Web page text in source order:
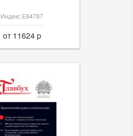
Индекс Е84787
от 11624 p